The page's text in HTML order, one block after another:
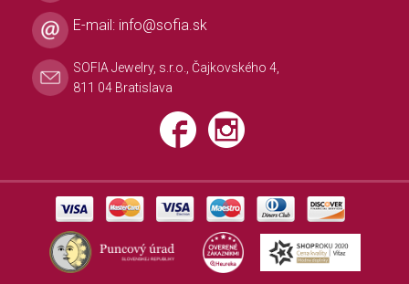
E-mail: info@sofia.sk
SOFIA Jewelry, s.r.o., Čajkovského 4,
811 04 Bratislava